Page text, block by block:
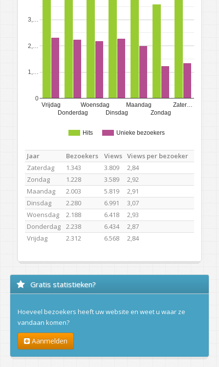
Hits Unieke bezoekers
Vrijdag
Donderdag
Woensdag
Dinsdag
Maandag
Zondag
Zater…
0
1,…
2,…
3,…
Jaar Bezoekers Views Views per bezoeker
Zaterdag
1.343 3.809
2,84
Zondag
1.228 3.589
2,92
Maandag
2.003 5.819
2,91
Dinsdag
2.280 6.991
3,07
Woensdag
2.188 6.418
2,93
Donderdag
2.238 6.434
2,87
Vrijdag
2.312 6.568 2,84
Gratis statistieken?
Hoeveel bezoekers heeft uw website en weet u waar ze
vandaan komen?
Aanmelden